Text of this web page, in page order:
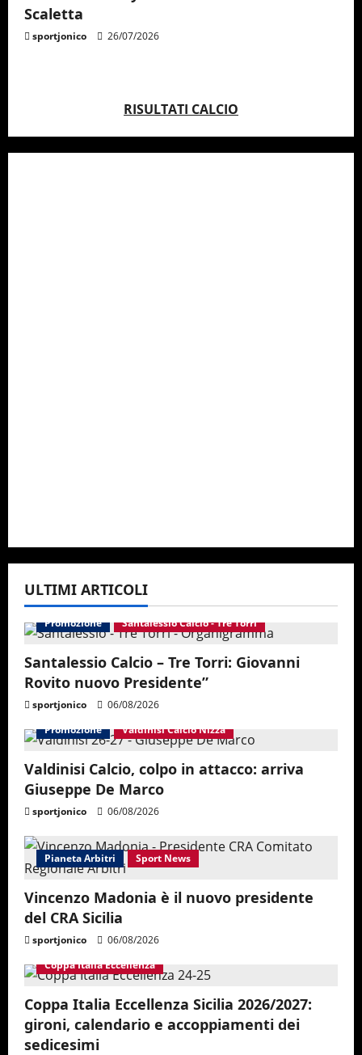
Scaletta
sportjonico 26/07/2026
RISULTATI CALCIO
ULTIMI ARTICOLI
Promozione Santalessio Calcio - Tre Torri
Santalessio Calcio – Tre Torri: Giovanni
Rovito nuovo Presidente”
sportjonico
06/08/2026
Promozione
Valdinisi Calcio Nizza
Valdinisi Calcio, colpo in attacco: arriva
Giuseppe De Marco
sportjonico 06/08/2026
Pianeta Arbitri Sport News
Vincenzo Madonia è il nuovo presidente
del CRA Sicilia
sportjonico
06/08/2026
Coppa Italia Eccellenza
Coppa Italia Eccellenza Sicilia 2026/2027:
gironi, calendario e accoppiamenti dei
sedicesimi